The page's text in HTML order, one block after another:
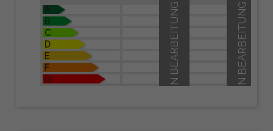
A
B
C
D
E
F
G
IN BEARBEITUNG
IN BEARBEITUNG